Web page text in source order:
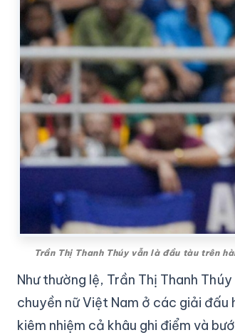
Trần Thị Thanh Thúy vẫn là đầu tàu trên
Như thường lệ, Trần Thị Thanh
chuyền nữ Việt Nam ở các giải đấu
kiêm nhiệm cả khâu ghi điểm và